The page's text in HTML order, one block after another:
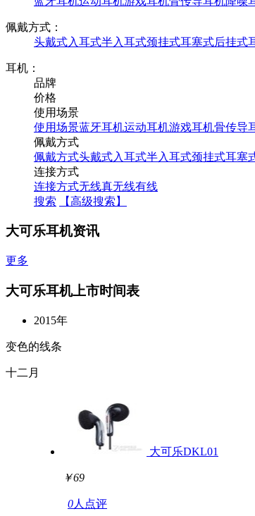
佩戴方式：
头戴式入耳式半入耳式颈挂式耳塞式后挂式
耳机：
品牌
价格
使用场景
使用场景蓝牙耳机运动耳机游戏耳机骨传导
佩戴方式
佩戴方式头戴式入耳式半入耳式颈挂式耳塞
连接方式
连接方式无线真无线有线
搜索
【高级搜索】
大可乐耳机资讯
更多
大可乐耳机上市时间表
2015年
变色的线条
十二月
大可乐DKL01
￥69
0人点评